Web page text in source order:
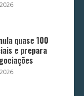
quase 100
e prepara